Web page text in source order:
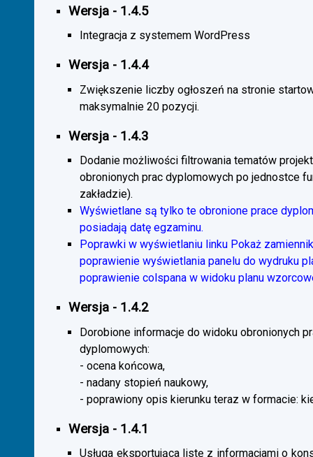
Wersja - 1.4.5
Integracja z systemem WordPress
Wersja - 1.4.4
Zwiększenie liczby ogłoszeń na stronie
maksymalnie 20 pozycji.
Wersja - 1.4.3
Dodanie możliwości filtrowania tematów
obronionych prac dyplomowych po jednostce
zakładzie).
Wyświetlane są tylko te obronione prace
posiadają datę egzaminu.
Poprawki w wyświetlaniu linku Pokaż
poprawienie wyświetlania panelu do wydruku
poprawienie colspana w widoku planu
Wersja - 1.4.2
Dorobione informacje do widoku obronionych
dyplomowych:
- ocena końcowa,
- nadany stopień naukowy,
- poprawiony opis kierunku teraz w formacie:
Wersja - 1.4.1
Usługa eksportująca listę z informacjami o